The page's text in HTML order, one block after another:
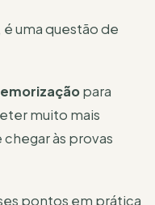
uma questão de
para
muito mais
às provas
pontos em prática